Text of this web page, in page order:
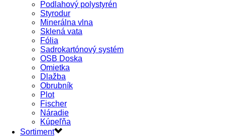
Podlahový polystyrén
Styrodur
Minerálna vlna
Sklená vata
Fólia
Sadrokartónový systém
OSB Doska
Omietka
Dlažba
Obrubník
Plot
Fischer
Náradie
Kúpeľňa
Sortiment